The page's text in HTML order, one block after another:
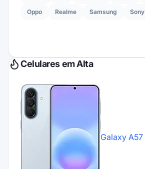
Oppo Realme Samsung Sony
Celulares em Alta
Galaxy A57